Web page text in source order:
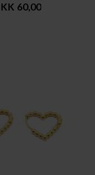
60,00